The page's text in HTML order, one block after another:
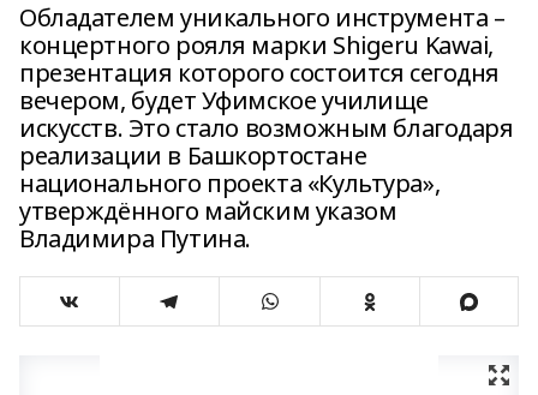
Обладателем уникального инструмента –
концертного рояля марки Shigeru Kawai,
презентация которого состоится сегодня
вечером, будет Уфимское училище
искусств. Это стало возможным благодаря
реализации в Башкортостане
национального проекта «Культура»,
утверждённого майским указом
Владимира Путина.